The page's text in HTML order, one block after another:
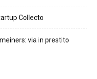
Collecto
via in prestito